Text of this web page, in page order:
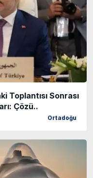
Toplantısı Sonrası
Çözü..
Ortadoğu